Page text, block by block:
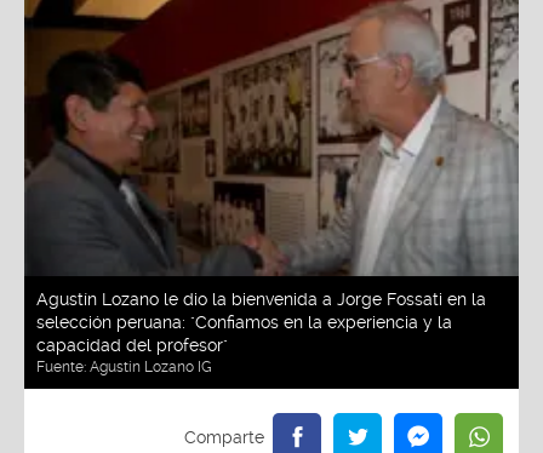
Agustín Lozano le dio la bienvenida a Jorge Fossati en la
selección peruana: "Confiamos en la experiencia y la
capacidad del profesor"
Fuente: Agustín Lozano IG